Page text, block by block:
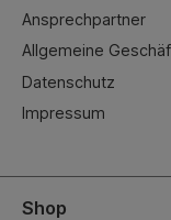
Ansprechpartner
Allgemeine
Datenschutz
Impressum
Shop